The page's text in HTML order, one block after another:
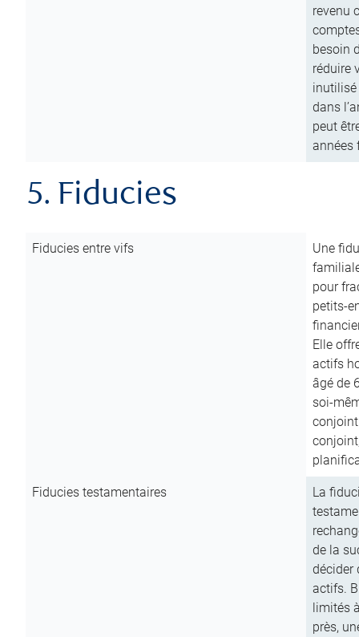
revenu
besoin
réduire
inutilisé
dans
peut
années
5. Fiducies
Fiducies entre vifs
Une
pour
petits-
Elle
actifs
âgé de
soi-
Fiducies testamentaires
La
de la
décider
actifs.
limités
près,